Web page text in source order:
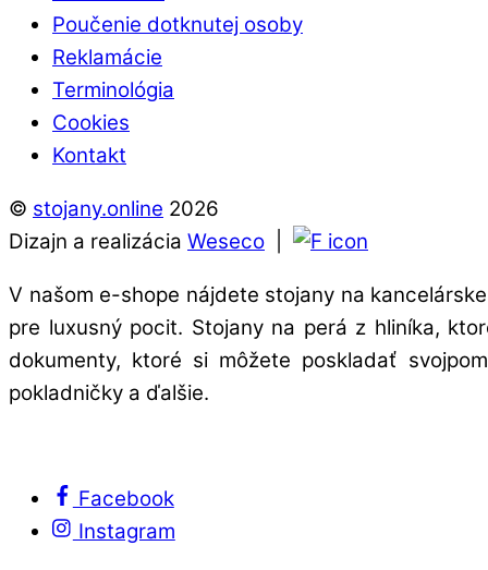
Poučenie dotknutej osoby
Reklamácie
Terminológia
Cookies
Kontakt
© stojany.online 2026
Dizajn a realizácia Weseco
V našom e-shope nájdete stojany na
pre luxusný pocit. Stojany na perá z hliníka,
dokumenty, ktoré si môžete poskladať
pokladničky a ďalšie.
Facebook
Instagram